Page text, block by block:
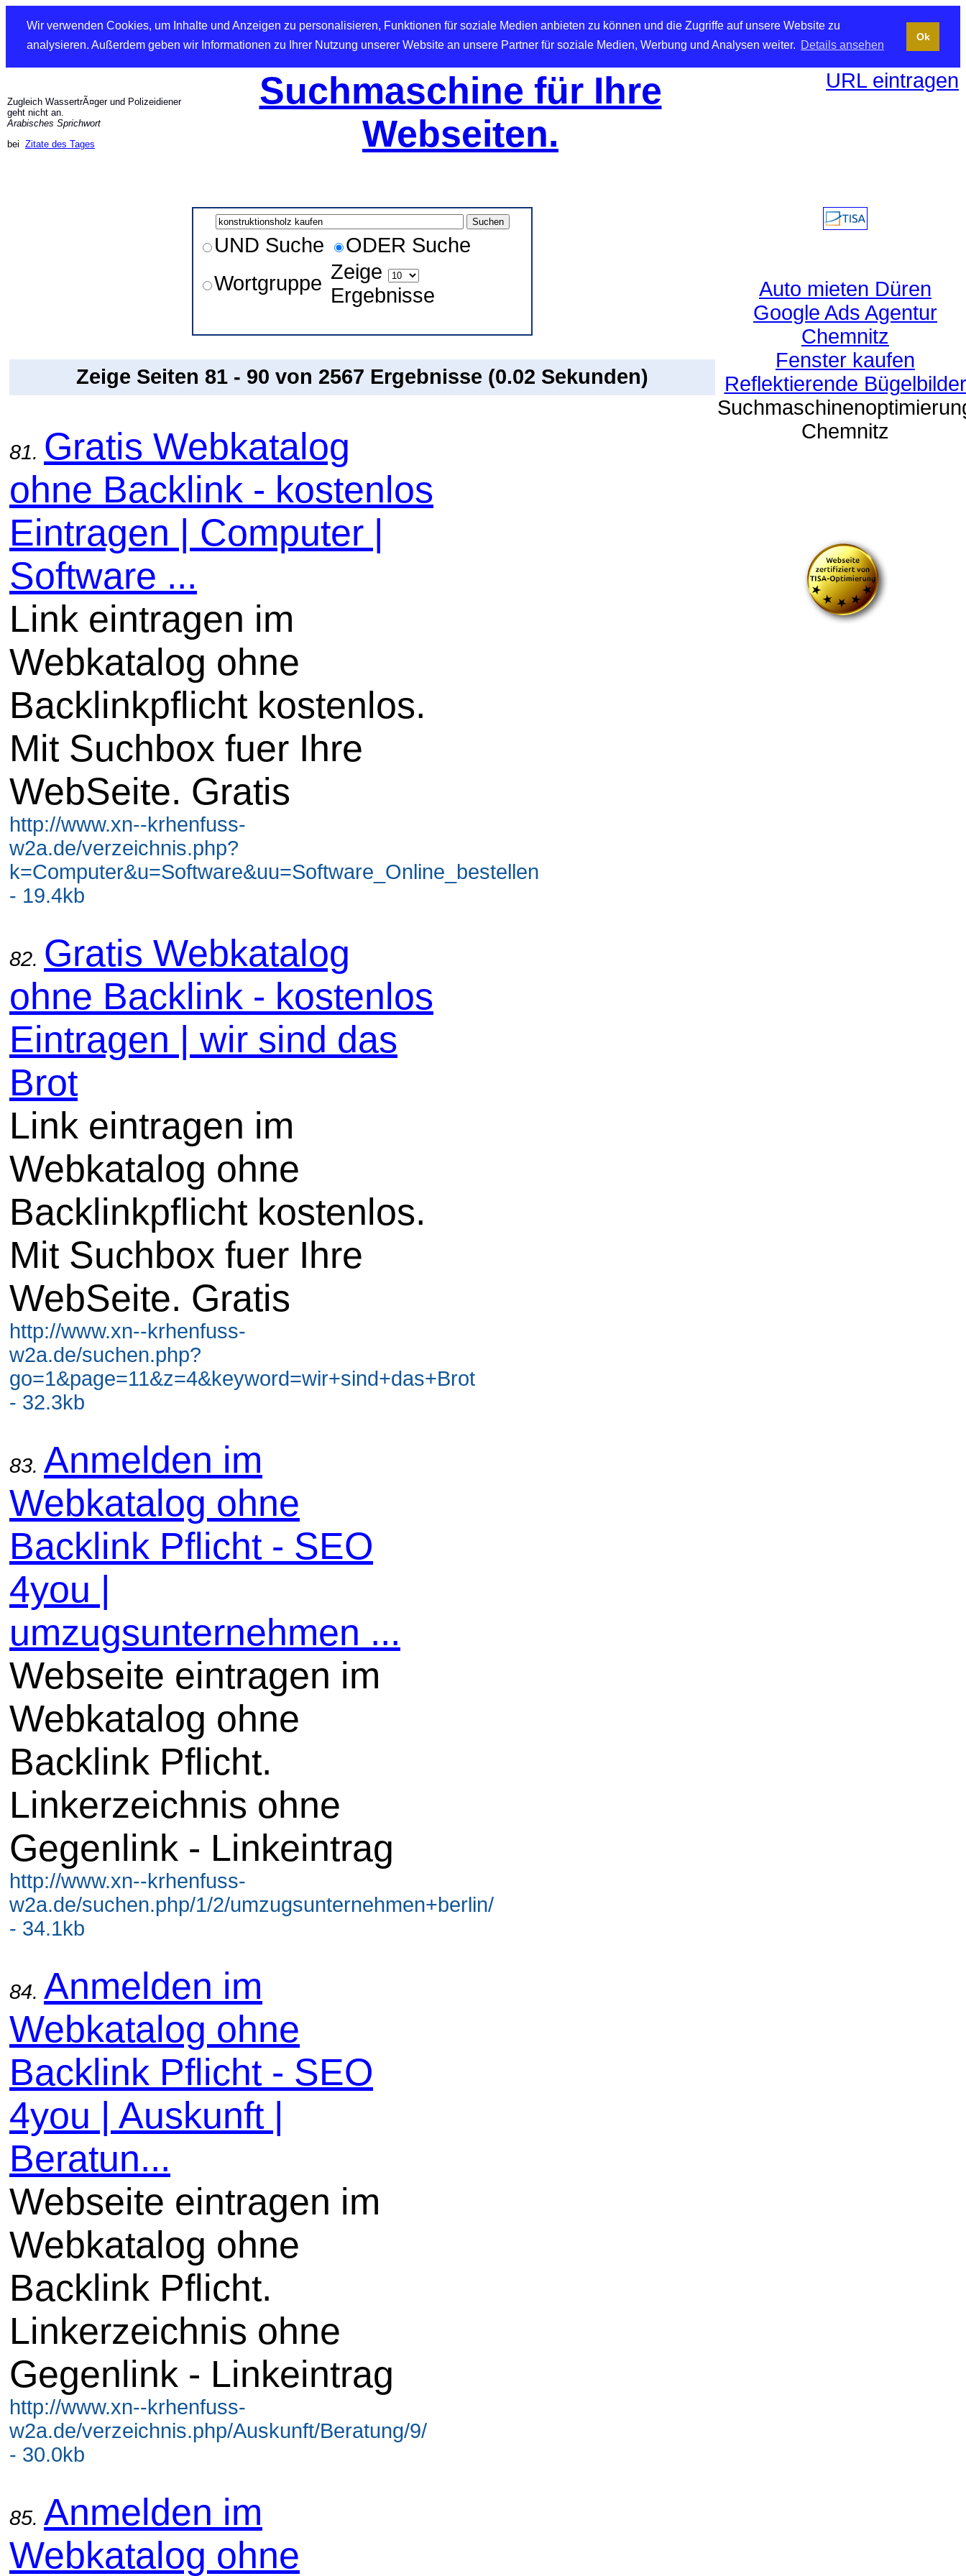
Wir verwenden Cookies, um Inhalte und Anzeigen zu personalisieren, Funktionen für soziale Medien anbieten zu können und die Zugriffe auf unsere Website zu
analysieren. Außerdem geben wir Informationen zu Ihrer Nutzung unserer Website an unsere Partner für soziale Medien, Werbung und Analysen weiter. Details ansehen
Ok
Zugleich WassertrÃ¤ger und Polizeidiener
geht nicht an.
Arabisches Sprichwort
bei Zitate des Tages
Suchmaschine für Ihre
Webseiten.
URL eintragen
UND Suche
ODER Suche
Wortgruppe Zeige
Ergebnisse
Zeige Seiten 81 - 90 von 2567 Ergebnisse (0.02 Sekunden)
81. Gratis Webkatalog
ohne Backlink - kostenlos
Eintragen | Computer |
Software ...
Link eintragen im
Webkatalog ohne
Backlinkpflicht kostenlos.
Mit Suchbox fuer Ihre
WebSeite. Gratis
http://www.xn--krhenfuss-
w2a.de/verzeichnis.php?
k=Computer&u=Software&uu=Software_Online_bestellen
- 19.4kb
82. Gratis Webkatalog
ohne Backlink - kostenlos
Eintragen | wir sind das
Brot
Link eintragen im
Webkatalog ohne
Backlinkpflicht kostenlos.
Mit Suchbox fuer Ihre
WebSeite. Gratis
http://www.xn--krhenfuss-
w2a.de/suchen.php?
go=1&page=11&z=4&keyword=wir+sind+das+Brot
- 32.3kb
83. Anmelden im
Webkatalog ohne
Backlink Pflicht - SEO
4you |
umzugsunternehmen ...
Webseite eintragen im
Webkatalog ohne
Backlink Pflicht.
Linkerzeichnis ohne
Gegenlink - Linkeintrag
http://www.xn--krhenfuss-
w2a.de/suchen.php/1/2/umzugsunternehmen+berlin/
- 34.1kb
84. Anmelden im
Webkatalog ohne
Backlink Pflicht - SEO
4you | Auskunft |
Beratun...
Webseite eintragen im
Webkatalog ohne
Backlink Pflicht.
Linkerzeichnis ohne
Gegenlink - Linkeintrag
http://www.xn--krhenfuss-
w2a.de/verzeichnis.php/Auskunft/Beratung/9/
- 30.0kb
85. Anmelden im
Webkatalog ohne
Auto mieten Düren
Google Ads Agentur
Chemnitz
Fenster kaufen
Reflektierende Bügelbilder
Chemnitz